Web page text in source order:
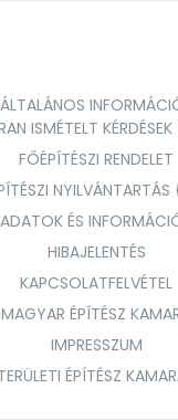
ÁLTALÁNOS
ISMÉTELT
FŐÉPÍTÉSZI RENDELET
NYILVÁNTARTÁS
ADATOK ÉS
HIBAJELENTÉS
KAPCSOLATFELVÉTEL
MAGYAR ÉPÍTÉSZ
IMPRESSZUM
ÉPÍTÉSZ